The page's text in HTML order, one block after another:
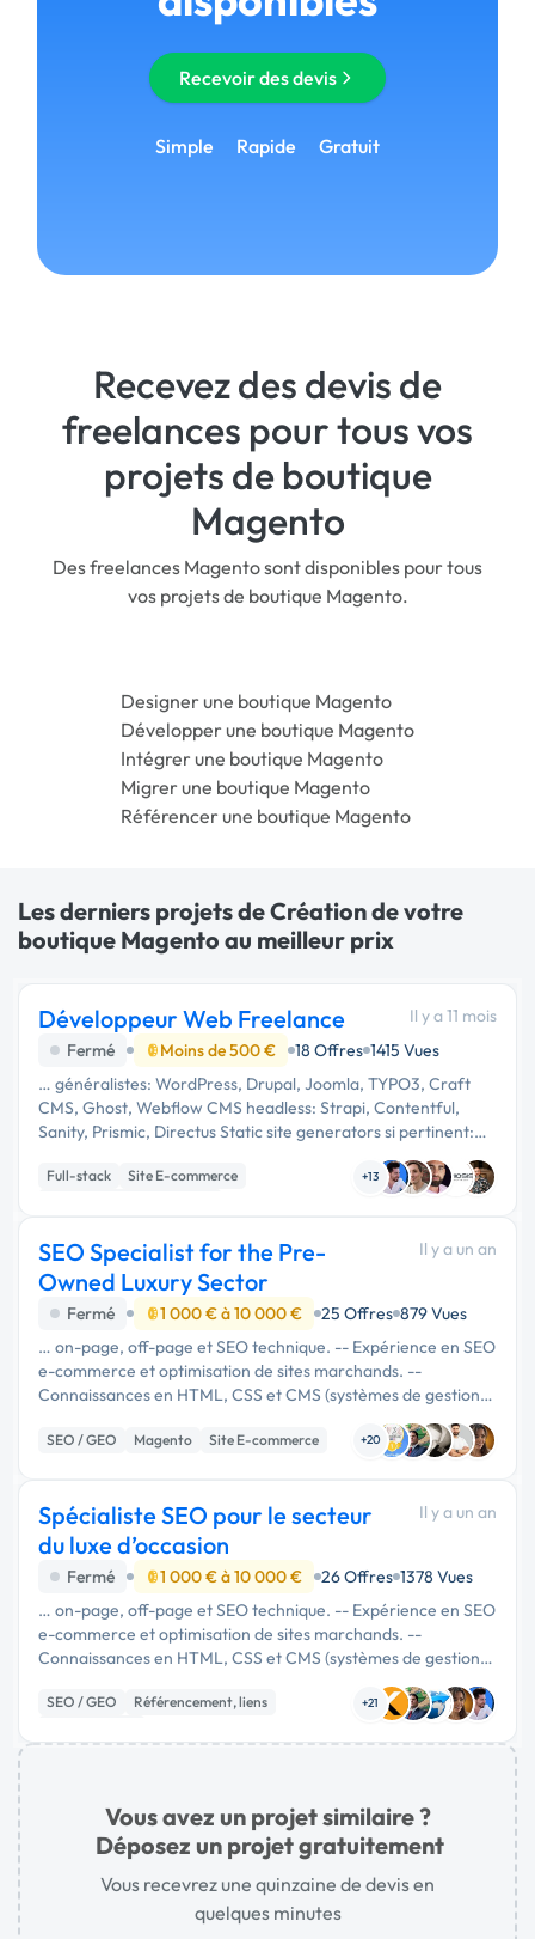
Recevoir des devis
Simple Rapide Gratuit
Recevez des devis de
freelances pour tous vos
projets de boutique
Magento
Des freelances Magento sont disponibles pour tous
vos projets de boutique Magento.
Designer une boutique Magento
Développer une boutique Magento
Intégrer une boutique Magento
Migrer une boutique Magento
Référencer une boutique Magento
Les derniers projets de Création de votre
boutique Magento au meilleur prix
Développeur Web Freelance
Il y a 11 mois
Fermé
Moins de 500 € 18 Offres 1415 Vues
… généralistes: WordPress, Drupal, Joomla, TYPO3, Craft
CMS, Ghost, Webflow CMS headless: Strapi, Contentful,
Sanity, Prismic, Directus Static site generators si pertinent:
Next.js SSG, Gatsby, Hugo, Jekyll E-commerce: Shopify,
PrestaShop, …
Full-stack
Site E-commerce
+13
SEO Specialist for the Pre-
Owned Luxury Sector
Il y a un an
Fermé 1 000 € à 10 000 € 25 Offres 879 Vues
… on-page, off-page et SEO technique. -- Expérience en SEO
e-commerce et optimisation de sites marchands. --
Connaissances en HTML, CSS et CMS (systèmes de gestion
de contenu). -- Expérience avec Magento 2. -- Fortes
compétences analytiques et …
SEO / GEO Magento Site E-commerce +20
Spécialiste SEO pour le secteur
du luxe d’occasion
Il y a un an
Fermé 1 000 € à 10 000 € 26 Offres 1378 Vues
… on-page, off-page et SEO technique. -- Expérience en SEO
e-commerce et optimisation de sites marchands. --
Connaissances en HTML, CSS et CMS (systèmes de gestion
de contenu). -- Expérience avec Magento 2. -- Fortes
compétences analytiques et …
SEO / GEO
Référencement, liens
+21
Vous avez un projet similaire ?
Déposez un projet gratuitement
Vous recevrez une quinzaine de devis en
quelques minutes